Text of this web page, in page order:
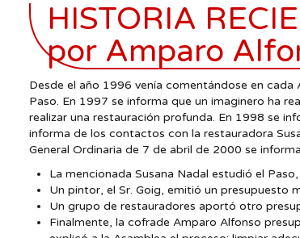
HISTORIA
por Amparo
Desde el año 1996 venía comentándose en
Paso. En 1997 se informa que un imaginero ha
realizar una restauración profunda. En 1998 se
informa de los contactos con la restauradora
General Ordinaria de 7 de abril de 2000 se
La mencionada Susana Nadal estudió el
Un pintor, el Sr. Goig, emitió un presupuesto
Un grupo de restauradores aportó otro
Finalmente, la cofrade Amparo Alfonso